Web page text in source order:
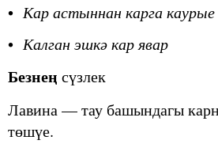
•Кар астыннан карга
•Калган эшкә кар явар
Безнең сүзлек
Лавина — тау башындагы
төшүе.